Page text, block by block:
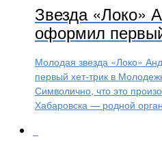
Звезда «Локо»
оформил
Молодая звезда «Локо»
первый хет-трик в
Символично, что это
Хабаровска — родной